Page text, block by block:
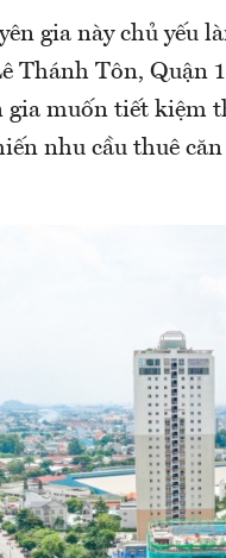
gia này chủ yếu
Thánh Tôn, Quận
gia muốn tiết kiệm
nhu cầu thuê